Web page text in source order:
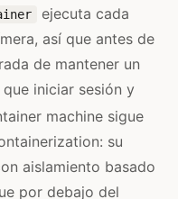
ejecuta cada
así que antes de
de mantener un
iniciar sesión y
machine sigue
su
aislamiento basado
por debajo del